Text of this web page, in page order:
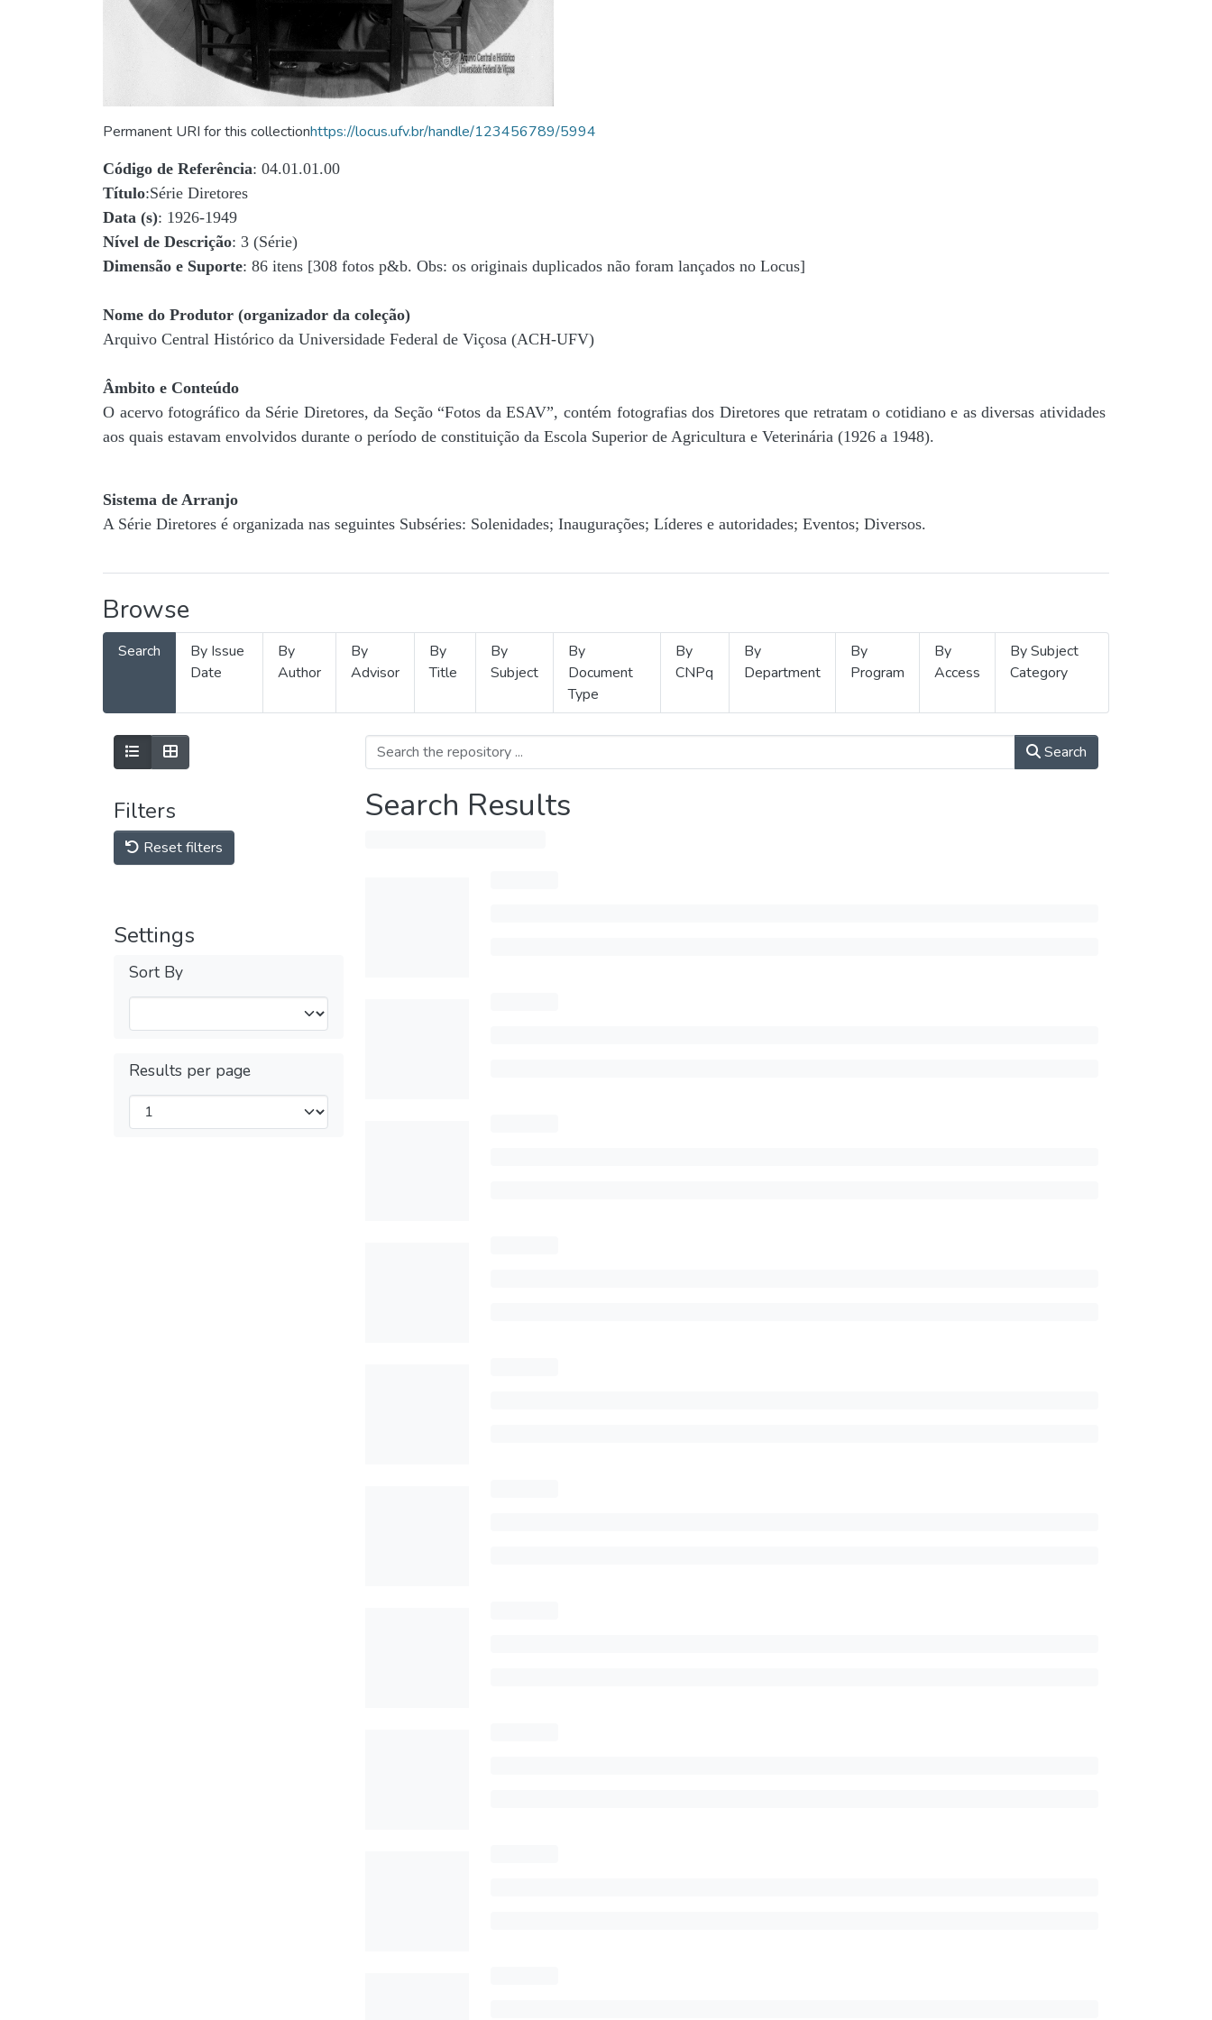
Permanent URI for this collectionhttps://locus.ufv.br/handle/123456789/5994
Código de Referência: 04.01.01.00
Título:Série Diretores
Data (s): 1926-1949
Nível de Descrição: 3 (Série)
Dimensão e Suporte: 86 itens [308 fotos p&b. Obs: os originais duplicados não foram lançados no Locus]
Nome do Produtor (organizador da coleção)
Arquivo Central Histórico da Universidade Federal de Viçosa (ACH-UFV)
Âmbito e Conteúdo
O acervo fotográfico da Série Diretores, da Seção “Fotos da ESAV”, contém fotografias dos Diretores que retratam o cotidiano e as diversas atividades
aos quais estavam envolvidos durante o período de constituição da Escola Superior de Agricultura e Veterinária (1926 a 1948).
Sistema de Arranjo
A Série Diretores é organizada nas seguintes Subséries: Solenidades; Inaugurações; Líderes e autoridades; Eventos; Diversos.
Browse
Search
By Issue
Date
By
Author
By
Advisor
By
Title
By
Subject
By
Document
Type
By
CNPq
By
Department
By
Program
By
Access
By Subject
Category
Filters
Reset filters
Settings
Sort By
Results per page
Search
Search Results